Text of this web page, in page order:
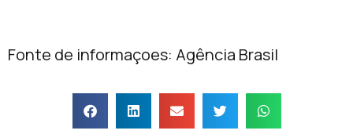
Fonte de informaçoes: Agência Brasil